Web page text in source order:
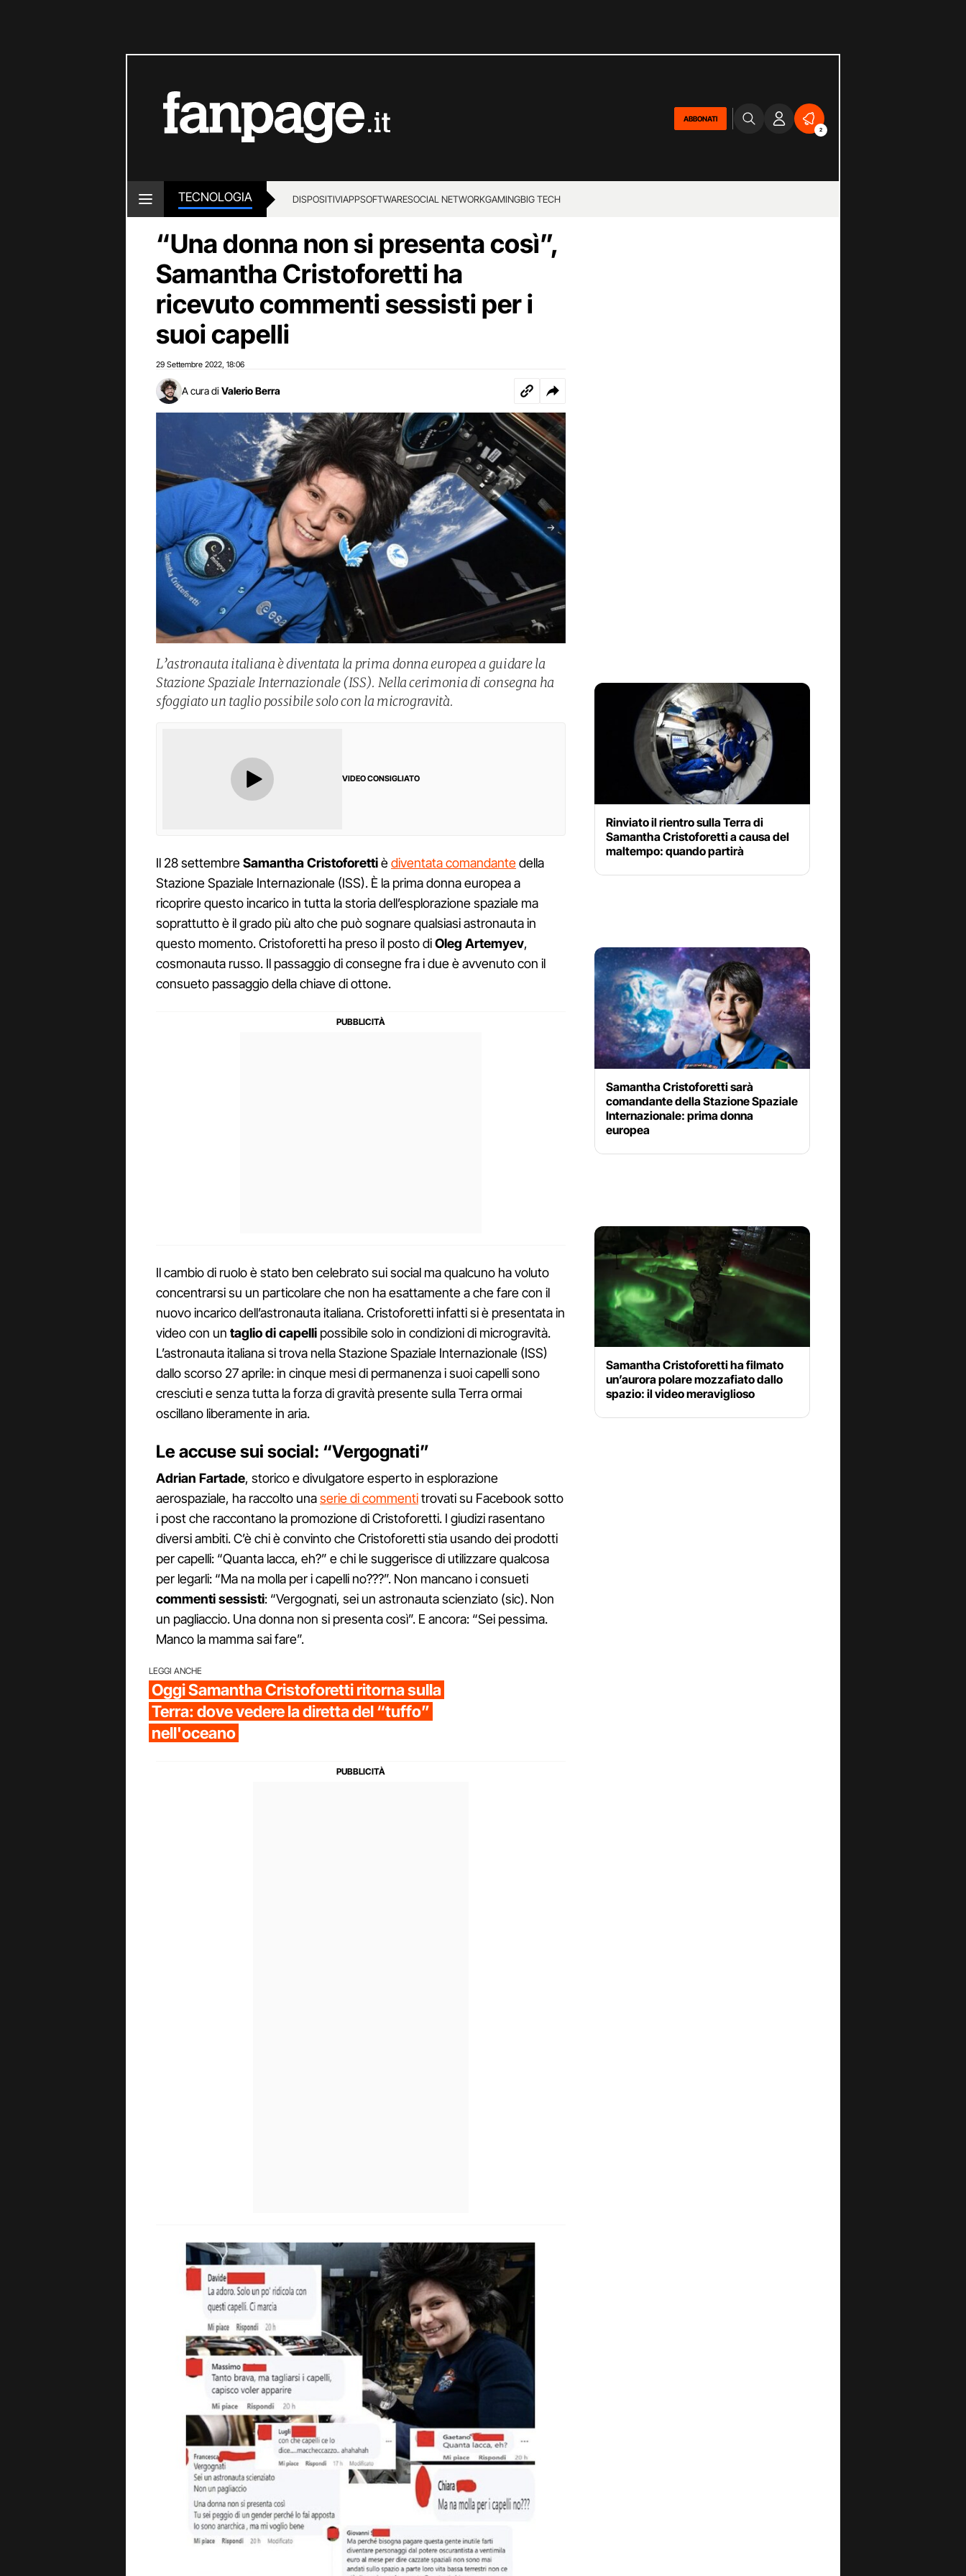
ABBONATI
2
TECNOLOGIA DISPOSITIVIAPPSOFTWARESOCIAL NETWORKGAMINGBIG TECH
“Una donna non si presenta così”,
Samantha Cristoforetti ha
ricevuto commenti sessisti per i
suoi capelli
29 Settembre 2022 18:06
A cura di Valerio Berra
L’astronauta italiana è diventata la prima donna europea a guidare la
Stazione Spaziale Internazionale (ISS). Nella cerimonia di consegna ha
sfoggiato un taglio possibile solo con la microgravità.
VIDEO CONSIGLIATO
Il 28 settembreSamantha Cristoforettièdiventata comandantedella
Stazione Spaziale Internazionale (ISS). È la prima donna europea a
ricoprire questo incarico in tutta la storia dell’esplorazione spaziale ma
soprattutto è il grado più alto che può sognare qualsiasi astronauta in
questo momento. Cristoforetti ha preso il posto diOleg Artemyev,
cosmonauta russo. Il passaggio di consegne fra i due è avvenuto con il
consueto passaggio della chiave di ottone.
Il cambio di ruolo è stato ben celebrato sui social ma qualcuno ha voluto
concentrarsi su un particolare che non ha esattamente a che fare con il
nuovo incarico dell’astronauta italiana. Cristoforetti infatti si è presentata in
video con un taglio di capelli possibile solo in condizioni di microgravità.
L’astronauta italiana si trova nella Stazione Spaziale Internazionale (ISS)
dallo scorso 27 aprile: in cinque mesi di permanenza i suoi capelli sono
cresciuti e senza tutta la forza di gravità presente sulla Terra ormai
oscillano liberamente in aria.
Le accuse sui social: “Vergognati”
Adrian Fartade, storico e divulgatore esperto in esplorazione
aerospaziale, ha raccolto unaserie di commentitrovati su Facebook sotto
i post che raccontano la promozione di Cristoforetti. I giudizi rasentano
diversi ambiti. C’è chi è convinto che Cristoforetti stia usando dei prodotti
per capelli: “Quanta lacca, eh?” e chi le suggerisce di utilizzare qualcosa
per legarli: “Ma na molla per i capelli no???”. Non mancano i consueti
commenti sessisti: “Vergognati, sei un astronauta scienziato (sic). Non
un pagliaccio. Una donna non si presenta così”. E ancora: “Sei pessima.
Manco la mamma sai fare”.
LEGGI ANCHE
Oggi Samantha Cristoforetti ritorna sulla
Terra: dove vedere la diretta del “tuffo”
nell'oceano
Rinviato il rientro sulla Terra di
Samantha Cristoforetti a causa del
maltempo: quando partirà
Samantha Cristoforetti sarà
comandante della Stazione Spaziale
Internazionale: prima donna
europea
Samantha Cristoforetti ha filmato
un’aurora polare mozzafiato dallo
spazio: il video meraviglioso